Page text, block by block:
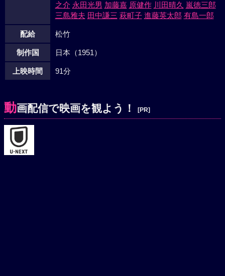
之介 永田光男 加藤嘉 原健作 川田晴久 嵐徳三郎
三島雅夫 田中謙三 萩町子 進藤英太郎 有島一郎
配給 松竹
制作国 日本（1951）
上映時間 91分
動画配信で映画を観よう！ [PR]